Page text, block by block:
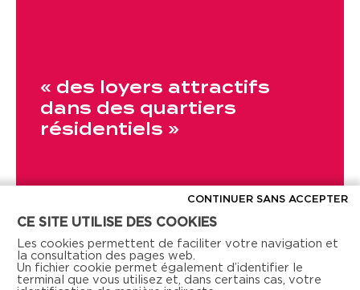
« des loyers attractifs
dans des quartiers
résidentiels »
CE SITE UTILISE DES COOKIES
Les cookies permettent de faciliter votre navigation et
la consultation des pages web.
Un fichier cookie permet également d’identifier le
terminal que vous utilisez et, dans certains cas, votre
CONTINUER SANS ACCEPTER